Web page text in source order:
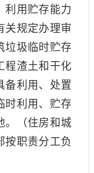
利用贮存能力
关规定办理审
垃圾临时贮存
程渣土和干化
备利用、处置
时利用、贮存
。（住房和城
按职责分工负